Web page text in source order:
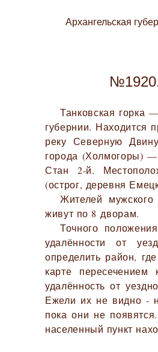
Архангельская
Танковская горка
губернии. Находится
реку Северную
города (Холмогоры)
Стан 2-й.
(острог, деревня
Жителей
живут по 8 дворам.
Точного
удалённости от
определить район,
карте пересечением
удалённость от
Ежели их не видно -
пока они не
населенный пункт